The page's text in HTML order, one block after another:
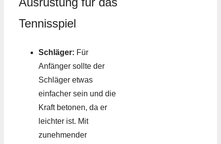
Tennisspiel
Schläger: Für
Anfänger sollte der
Schläger etwas
einfacher sein und die
Kraft betonen, da er
leichter ist. Mit
zunehmender